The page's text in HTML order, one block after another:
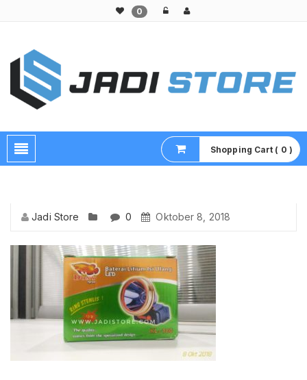
0
Shopping Cart ( 0 )
Jadi Store 0 Oktober 8, 2018